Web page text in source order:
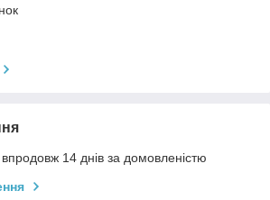
14 днів за домовленістю